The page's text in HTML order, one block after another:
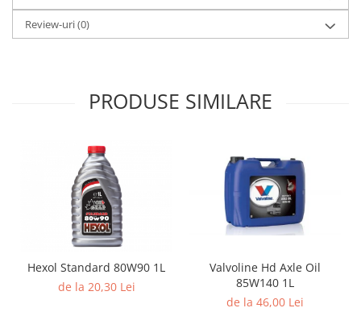
Review-uri(0)
PRODUSE SIMILARE
Hexol Standard 80W90 1L
de la 20,30 Lei
Valvoline Hd Axle Oil
85W140 1L
de la 46,00 Lei